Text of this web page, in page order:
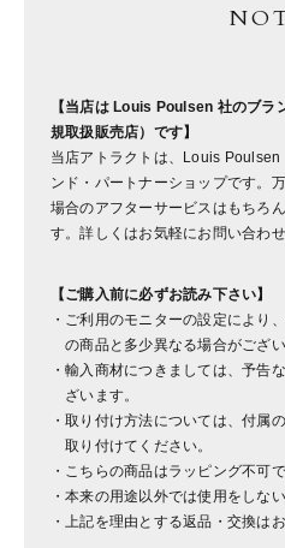
【当店は Louis Poulsen 社のブラ
規取扱販売店）です】
当店アトラクトは、Louis Poulsen
ンド・パートナーショップです。
場合のアフターサービスはもちろ
す。詳しくはお気軽にお問い合わせ
【ご購入前に必ずお読み下さい】
ご利用のモニターの設定により
の商品と多少異なる場合がござい
輸入商材につきましては、予告
ざいます。
取り付け方法については、付属
取り付けてください。
こちらの商品はラッピング不可
本来の用途以外では使用をしない
上記を理由とする返品・交換は